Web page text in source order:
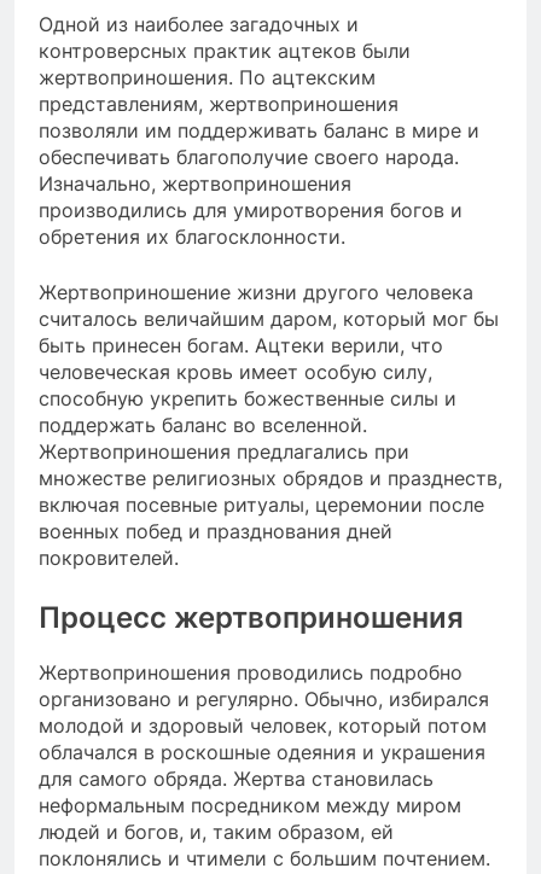
Одной из наиболее загадочных и
контроверсных практик ацтеков были
жертвоприношения. По ацтекским
представлениям, жертвоприношения
позволяли им поддерживать баланс в мире и
обеспечивать благополучие своего народа.
Изначально, жертвоприношения
производились для умиротворения богов и
обретения их благосклонности.
Жертвоприношение жизни другого человека
считалось величайшим даром, который мог бы
быть принесен богам. Ацтеки верили, что
человеческая кровь имеет особую силу,
способную укрепить божественные силы и
поддержать баланс во вселенной.
Жертвоприношения предлагались при
множестве религиозных обрядов и празднеств,
включая посевные ритуалы, церемонии после
военных побед и празднования дней
покровителей.
Процесс жертвоприношения
Жертвоприношения проводились подробно
организовано и регулярно. Обычно, избирался
молодой и здоровый человек, который потом
облачался в роскошные одеяния и украшения
для самого обряда. Жертва становилась
неформальным посредником между миром
людей и богов, и, таким образом, ей
поклонялись и чтимели с большим почтением.